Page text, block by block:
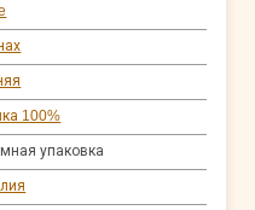
100%
упаковка